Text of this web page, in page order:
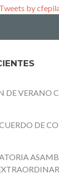
Tweets by
DE VERANO
DE